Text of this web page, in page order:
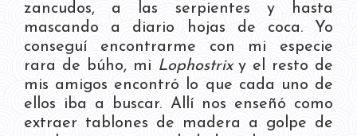
zancudos, a las serpientes y hasta
mascando a diario hojas de coca. Yo
conseguí encontrarme con mi especie
rara de búho, mi Lophostrixy el resto de
mis amigos encontró lo que cada uno de
ellos iba a buscar. Allí nos enseñó como
extraer tablones de madera a golpe de